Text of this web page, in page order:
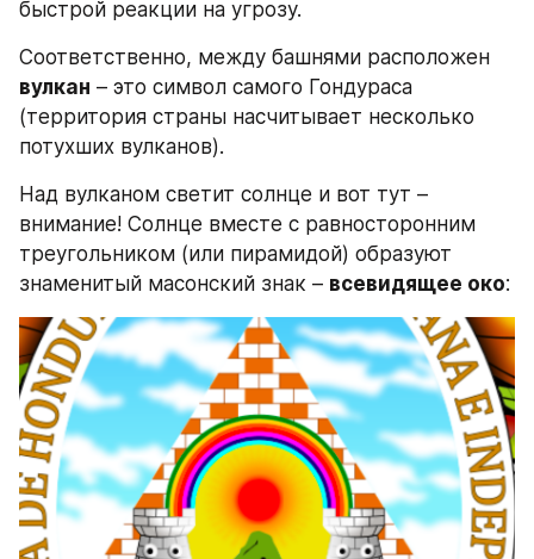
быстрой реакции на угрозу.
вулкан – это символ самого Гондураса
(территория страны насчитывает несколько
потухших вулканов).
Над вулканом светит солнце и вот тут –
внимание! Солнце вместе с равносторонним
треугольником (или пирамидой) образуют
знаменитый масонский знак – всевидящее око: